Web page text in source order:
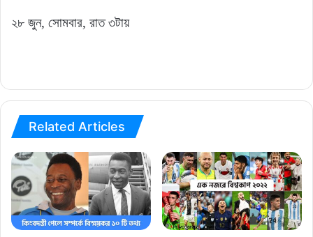
২৮ জুন, সোমবার, রাত ৩টায়
Related Articles